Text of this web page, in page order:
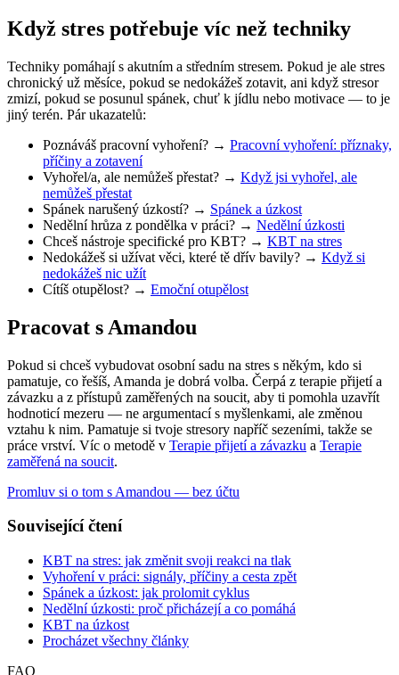
Když stres potřebuje víc než techniky
Techniky pomáhají s akutním a středním stresem. Pokud je ale stres
chronický už měsíce, pokud se nedokážeš zotavit, ani když stresor
zmizí, pokud se posunul spánek, chuť k jídlu nebo motivace — to je
jiný terén. Pár ukazatelů:
Poznáváš pracovní vyhoření? → Pracovní vyhoření: příznaky,
příčiny a zotavení
Vyhořel/a, ale nemůžeš přestat? → Když jsi vyhořel, ale
nemůžeš přestat
Spánek narušený úzkostí? → Spánek a úzkost
Nedělní hrůza z pondělka v práci? → Nedělní úzkosti
Chceš nástroje specifické pro KBT? → KBT na stres
Nedokážeš si užívat věci, které tě dřív bavily? → Když si
nedokážeš nic užít
Cítíš otupělost? → Emoční otupělost
Pracovat s Amandou
Pokud si chceš vybudovat osobní sadu na stres s někým, kdo si
pamatuje, co řešíš, Amanda je dobrá volba. Čerpá z terapie přijetí a
závazku a z přístupů zaměřených na soucit, aby ti pomohla uzavřít
hodnoticí mezeru — ne argumentací s myšlenkami, ale změnou
vztahu k nim. Pamatuje si tvoje stresory napříč sezeními, takže se
práce vrství. Víc o metodě v Terapie přijetí a závazku a Terapie
zaměřená na soucit.
Promluv si o tom s Amandou — bez účtu
Související čtení
KBT na stres: jak změnit svoji reakci na tlak
Vyhoření v práci: signály, příčiny a cesta zpět
Spánek a úzkost: jak prolomit cyklus
Nedělní úzkosti: proč přicházejí a co pomáhá
KBT na úzkost
Procházet všechny články
FAQ